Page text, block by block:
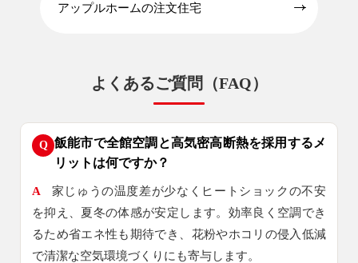
アップルホームの注文住宅
よくあるご質問（FAQ）
Q 飯能市で全館空調と高気密高断熱を採用するメ
リットは何ですか？
A
家じゅうの温度差が少なくヒートショックの不安
を抑え、夏冬の体感が安定します。効率良く空調でき
るため省エネ性も期待でき、花粉やホコリの侵入低減
で清潔な空気環境づくりにも寄与します。